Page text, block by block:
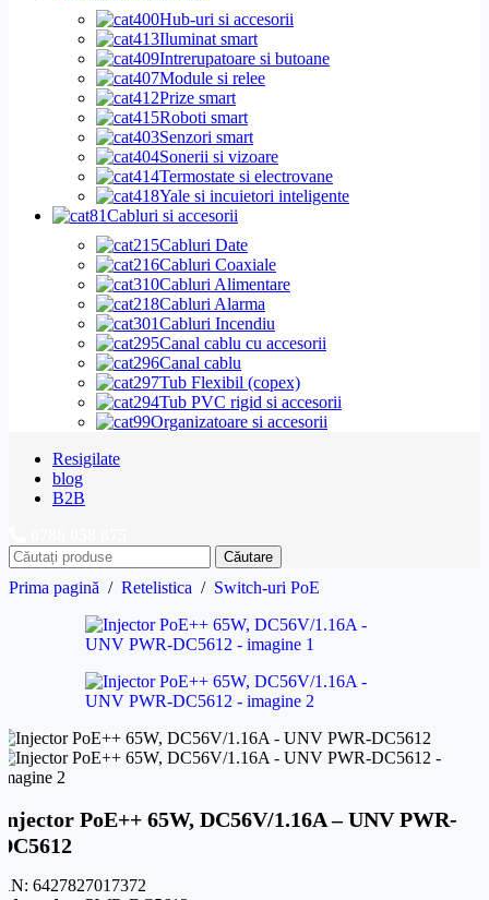
Hub-uri si accesorii
Iluminat smart
Intrerupatoare si butoane
Module si relee
Prize smart
Roboti smart
Senzori smart
Sonerii si vizoare
Termostate si electrovane
Yale si incuietori inteligente
Cabluri si accesorii
Cabluri Date
Cabluri Coaxiale
Cabluri Alimentare
Cabluri Alarma
Cabluri Incendiu
Canal cablu cu accesorii
Canal cablu
Tub Flexibil (copex)
Tub PVC rigid si accesorii
Organizatoare si accesorii
Resigilate
blog
B2B
Căutare
Prima pagină / Retelistica / Switch-uri PoE
PoE++ 65W, DC56V/1.16A – UNV PWR-
6427827017372